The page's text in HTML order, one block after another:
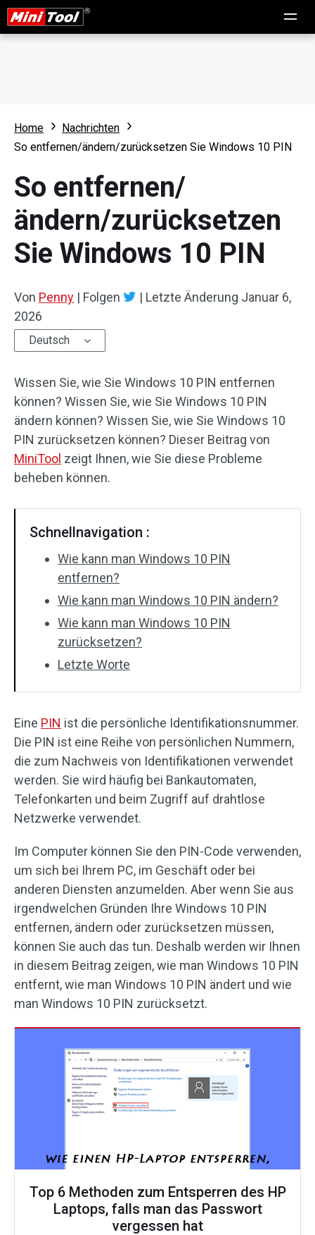
Home
Nachrichten
So entfernen/ändern/zurücksetzen Sie Windows 10 PIN
So entfernen/
ändern/zurücksetzen
Sie Windows 10 PIN
Von Penny | Folgen | Letzte Änderung Januar 6,
2026
Deutsch
Wissen Sie, wie Sie Windows 10 PIN entfernen
können? Wissen Sie, wie Sie Windows 10 PIN
ändern können? Wissen Sie, wie Sie Windows 10
PIN zurücksetzen können? Dieser Beitrag von
MiniTool zeigt Ihnen, wie Sie diese Probleme
beheben können.
Schnellnavigation :
Wie kann man Windows 10 PIN
entfernen?
Wie kann man Windows 10 PIN ändern?
Wie kann man Windows 10 PIN
zurücksetzen?
Letzte Worte
Eine PIN ist die persönliche Identifikationsnummer.
Die PIN ist eine Reihe von persönlichen Nummern,
die zum Nachweis von Identifikationen verwendet
werden. Sie wird häufig bei Bankautomaten,
Telefonkarten und beim Zugriff auf drahtlose
Netzwerke verwendet.
Im Computer können Sie den PIN-Code verwenden,
um sich bei Ihrem PC, im Geschäft oder bei
anderen Diensten anzumelden. Aber wenn Sie aus
irgendwelchen Gründen Ihre Windows 10 PIN
entfernen, ändern oder zurücksetzen müssen,
können Sie auch das tun. Deshalb werden wir Ihnen
in diesem Beitrag zeigen, wie man Windows 10 PIN
entfernt, wie man Windows 10 PIN ändert und wie
man Windows 10 PIN zurücksetzt.
Top 6 Methoden zum Entsperren des HP
Laptops, falls man das Passwort
vergessen hat